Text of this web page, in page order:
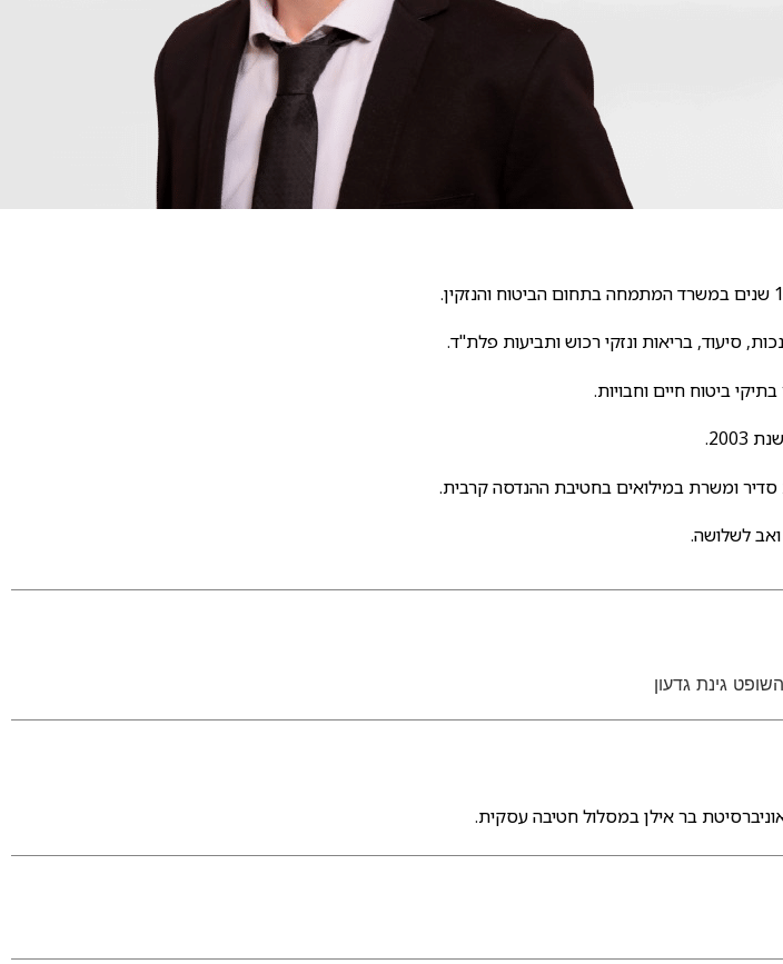
סיעוד, בריאות ונזקי רכוש ותביעות פלת"ד.
ביטוח חיים וחבויות.
סדיר ומשרת במילואים בחטיבת ההנדסה קרבית.
לשלושה.
גינת גדעון